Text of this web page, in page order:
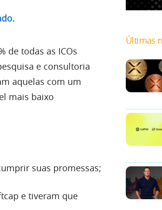
de todas as ICOs
e consultoria
aquelas com um
mais baixo
suas promessas;
e tiveram que
Últimas